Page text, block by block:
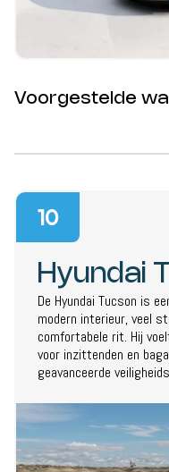
Voorgestelde
10
Hyundai
De Hyundai Tucson is
modern interieur, veel
comfortabele rit. Hij
voor inzittenden en
geavanceerde